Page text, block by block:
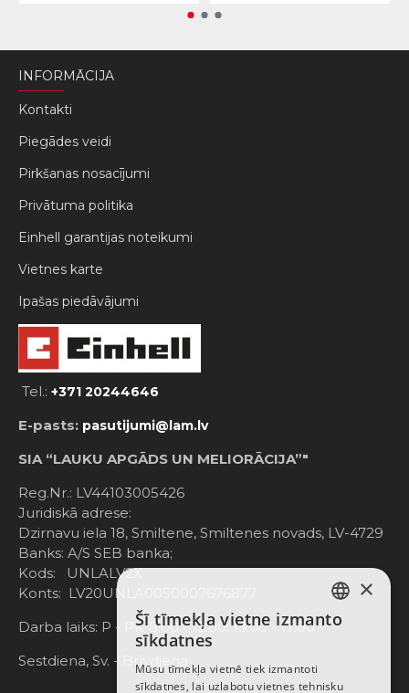
INFORMĀCIJA
Kontakti
Piegādes veidi
Pirkšanas nosacījumi
Privātuma politika
Einhell garantijas noteikumi
Vietnes karte
Ipašas piedāvājumi
Tel.: +371 20244646
E-pasts: pasutijumi@lam.lv
SIA “LAUKU APGĀDS UN MELIORĀCIJA”"
Reg.Nr.: LV44103005426
Juridiskā adrese:
Dzirnavu iela 18, Smiltene, Smiltenes novads, LV-4729
Banks: A/S SEB banka;
Kods: UNLALV2X
Konts: LV20UNLA0050007676877
Darba laiks: P - Pk. 8:00 - 12:00; 13:00 - 17:00
Sestdiena, Sv. - Brīvdiena
LATVIAN
ENGLISH
×
Šī tīmekļa vietne izmanto
sīkdatnes
Mūsu tīmekļa vietnē tiek izmantoti
sīkdatnes, lai uzlabotu vietnes tehnisku